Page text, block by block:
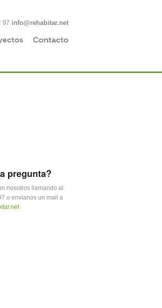
97 info@rehabitar.net
Contacto
pregunta?
nosotros llamando al
o envianos un mail a